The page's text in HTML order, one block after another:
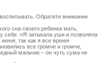
Обратите внимание
сна своего ребенка мать,
себе. «Я затыкала уши и позволяла
так как я все время
все громче и громче,
мальчик – он чуть сума не